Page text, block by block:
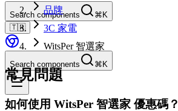
Search components
⌘K
🇹🇼
Search components ⌘K
品牌
3C 家電
WitsPer 智選家
常見問題
如何使用 WitsPer 智選家 優惠碼？